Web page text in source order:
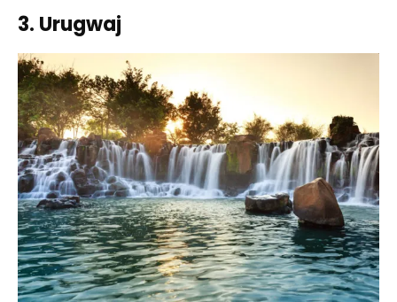
3. Urugwaj